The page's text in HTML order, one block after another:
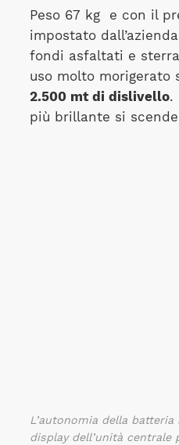
Peso 67 kg e con il
impostato
fondi asfaltati e
uso molto morigerato
2.500 mt di dislivello.
più brillante si
L’autonomia della
display dell’unità